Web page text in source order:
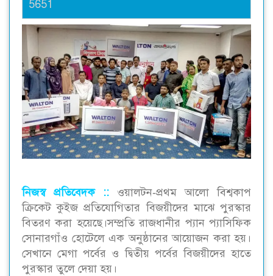
5651
নিজস্ব প্রতিবেদক :: ওয়ালটন-প্রথম আলো বিশ্বকাপ
ক্রিকেট কুইজ প্রতিযোগিতার বিজয়ীদের মাঝে পুরস্কার
বিতরণ করা হয়েছে।সম্প্রতি রাজধানীর প্যান প্যাসিফিক
সোনারগাঁও হোটেলে এক অনুষ্ঠানের আয়োজন করা হয়।
সেখানে মেগা পর্বের ও দ্বিতীয় পর্বের বিজয়ীদের হাতে
পুরস্কার তুলে দেয়া হয়।